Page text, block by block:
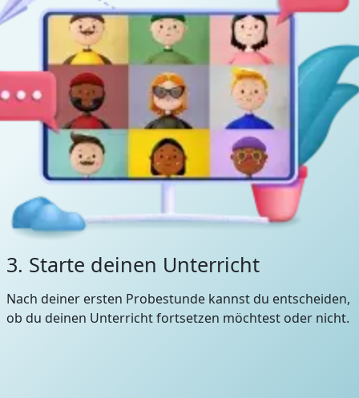
3. Starte deinen Unterricht
Nach deiner ersten Probestunde kannst du entscheiden,
ob du deinen Unterricht fortsetzen möchtest oder nicht.